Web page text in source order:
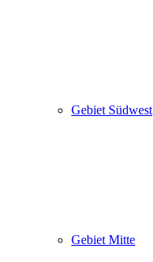
Gebiet Südwest
Gebiet Mitte